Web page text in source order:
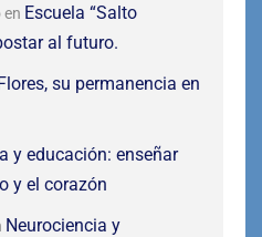
en Escuela “Salto
al futuro.
su permanencia en
y educación: enseñar
y el corazón
Neurociencia y